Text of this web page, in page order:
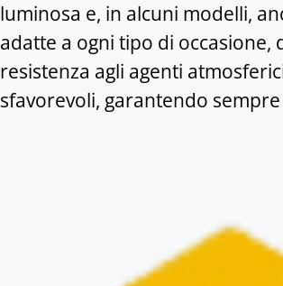
luminosa e, in alcuni modelli,
adatte a ogni tipo di occasione,
resistenza agli agenti
sfavorevoli, garantendo